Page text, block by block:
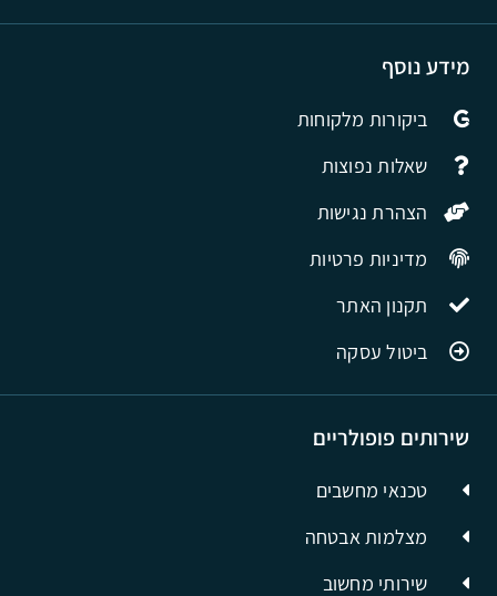
שירותים פופולריים
טכנאי מחשבים
מצלמות אבטחה
שירותי מחשוב
מידע נוסף
ביקורות מלקוחות
שאלות נפוצות
הצהרת נגישות
מדיניות פרטיות
תקנון האתר
ביטול עסקה